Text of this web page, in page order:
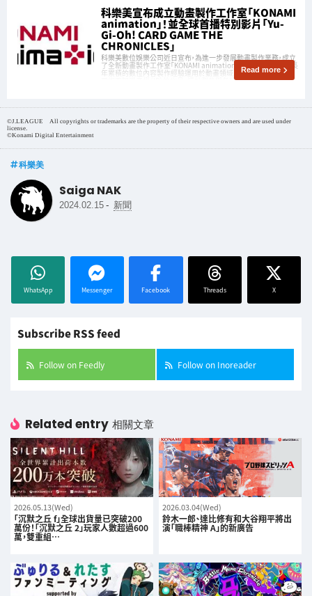
科樂美宣布成立動畫製作工作室「KONAMI
animation」！並全球首播特別影片「Yu-
Gi-Oh! CARD GAME THE
CHRONICLES」
科樂美數位娛樂公司近日宣布，為進一步發展動畫製作業務，成立
了全新動畫製作工作室「KONAMI animation」。此舉旨在將公司長
年累積的數位內容製作經驗運用於動畫領域，未來將不僅限於公
司旗下知識產權（IP）的作品，還計劃參與各類型的動畫製作。
Read more
©J.LEAGUE All copyrights or trademarks are the property of their respective owners and are used under
license.
©Konami Digital Entertainment
科樂美
Saiga NAK
2024.02.15 - 新聞
WhatsApp Messenger Facebook Threads X
Subscribe RSS feed
Follow on Feedly Follow on Inoreader
Related entry 相關文章
2026.05.13(Wed)
「沉默之丘 f」全球出貨量已突破200
萬份！「沉默之丘 2」玩家人數超過600
萬，雙重組…
2026.03.04(Wed)
鈴木一郎、達比修有和大谷翔平將出
演「職棒精神 A」的新廣告